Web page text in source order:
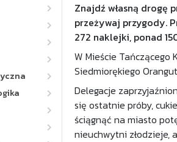
Znajdź własną drogę
przeżywaj przygody.
272 naklejki, ponad
W Mieście Tańczącego
Siedmiorękiego
Delegacje
się ostatnie próby,
ściągnąć na miasto
nieuchwytni złodzieje,